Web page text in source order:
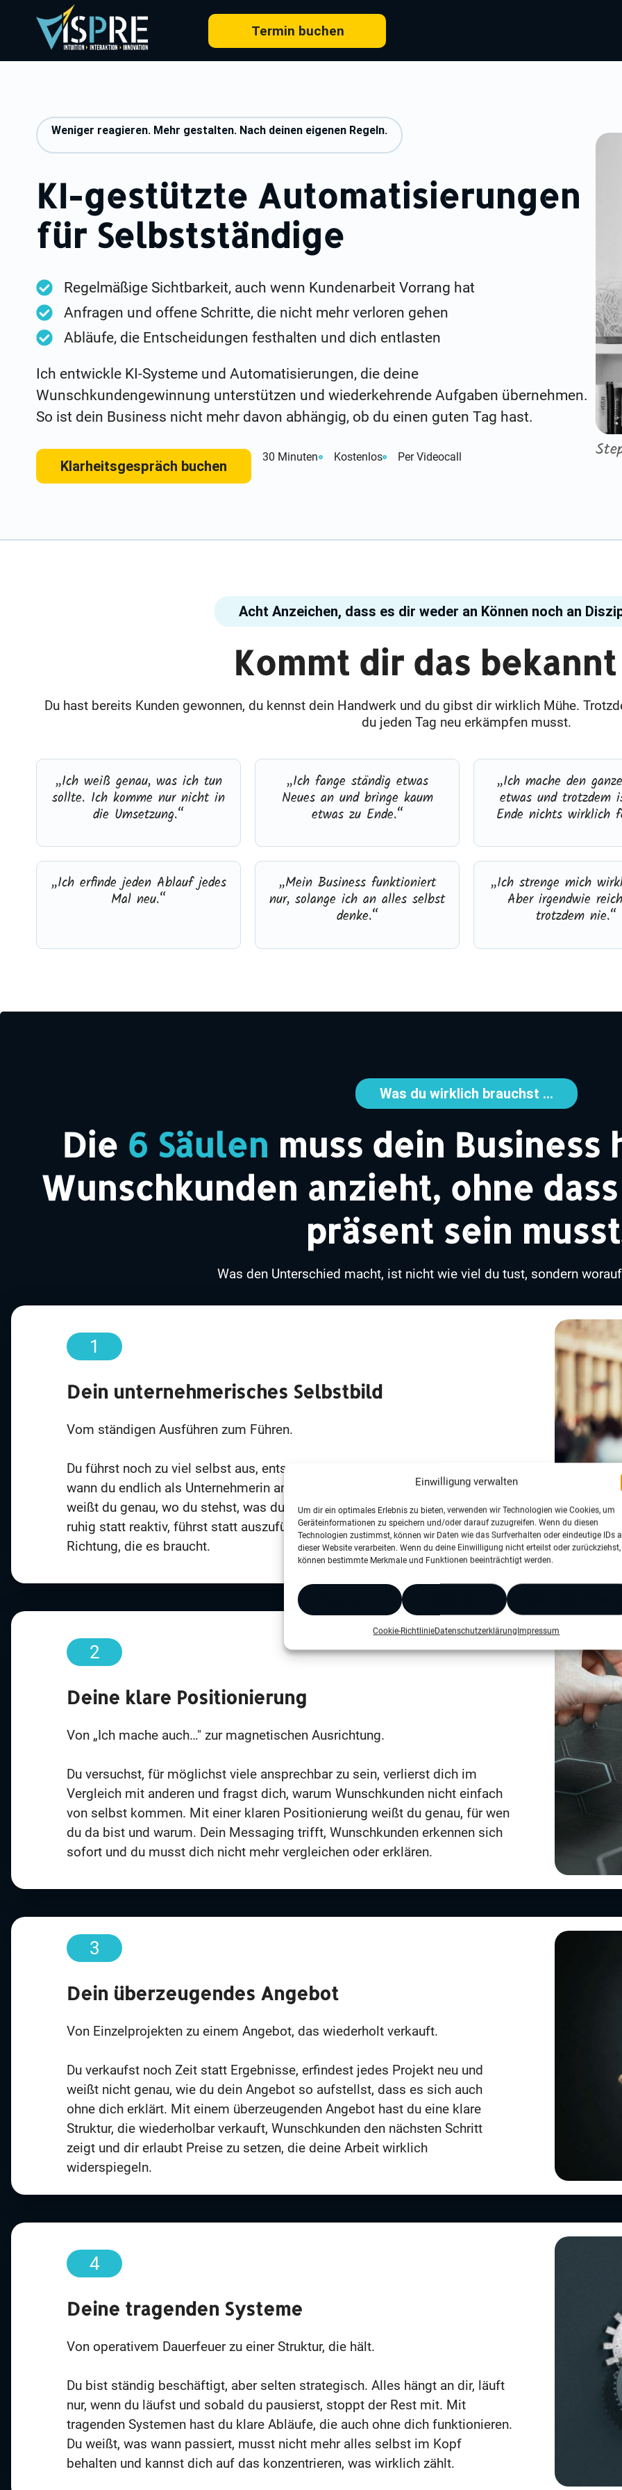
Einwilligung verwalten
Um dir ein optimales Erlebnis zu bieten, verwenden wir Technologien wie Cookies, um
Geräteinformationen zu speichern und/oder darauf zuzugreifen. Wenn du diesen
Technologien zustimmst, können wir Daten wie das Surfverhalten oder eindeutige IDs
dieser Website verarbeiten. Wenn du deine Einwilligung nicht erteilst oder zurückziehst,
können bestimmte Merkmale und Funktionen beeinträchtigt werden.
Cookie-RichtlinieDatenschutzerklärungImpressum
Termin buchen
Weniger reagieren. Mehr gestalten. Nach deinen eigenen Regeln.
KI-gestützte Automatisierungen
für Selbstständige
Regelmäßige Sichtbarkeit, auch wenn Kundenarbeit Vorrang hat
Anfragen und offene Schritte, die nicht mehr verloren gehen
Abläufe, die Entscheidungen festhalten und dich entlasten
Ich entwickle KI-Systeme und Automatisierungen, die deine
Wunschkundengewinnung unterstützen und wiederkehrende Aufgaben übernehmen.
So ist dein Business nicht mehr davon abhängig, ob du einen guten Tag hast.
Klarheitsgespräch buchen
30 Minuten Kostenlos Per Videocall
Acht Anzeichen, dass es dir weder an Können noch an
Kommt dir das
Du hast bereits Kunden gewonnen, du kennst dein Handwerk und du gibst dir wirklich Mühe.
du jeden Tag neu erkämpfen musst.
„Ich weiß genau, was ich tun
sollte. Ich komme nur nicht in
die Umsetzung.“
„Ich fange ständig etwas
Neues an und bringe kaum
etwas zu Ende.“
„Ich mache den
etwas und trotzdem
Ende nichts wirklich
„Ich erfinde jeden Ablauf jedes
Mal neu.“
„Mein Business funktioniert
nur, solange ich an alles selbst
denke.“
„Ich strenge mich
Aber irgendwie
trotzdem nie.“
Was du wirklich brauchst ...
Die 6 Säulen muss dein Business
Wunschkunden anzieht, ohne
präsent sein
Was den Unterschied macht, ist nicht wie viel du tust, sondern
1
Dein unternehmerisches Selbstbild
Vom ständigen Ausführen zum Führen.
Du führst noch zu viel selbst aus, entscheidest aus Druck und fragst dich,
wann du endlich als Unternehmerin ankommst. Mit einem klaren Selbstbild
weißt du genau, wo du stehst, was du willst und warum. Du entscheidest
ruhig statt reaktiv, führst statt auszuführen und gibst deinem Business die
Richtung, die es braucht.
2
Deine klare Positionierung
Von „Ich mache auch…" zur magnetischen Ausrichtung.
Du versuchst, für möglichst viele ansprechbar zu sein, verlierst dich im
Vergleich mit anderen und fragst dich, warum Wunschkunden nicht einfach
von selbst kommen. Mit einer klaren Positionierung weißt du genau, für wen
du da bist und warum. Dein Messaging trifft, Wunschkunden erkennen sich
sofort und du musst dich nicht mehr vergleichen oder erklären.
3
Dein überzeugendes Angebot
Von Einzelprojekten zu einem Angebot, das wiederholt verkauft.
Du verkaufst noch Zeit statt Ergebnisse, erfindest jedes Projekt neu und
weißt nicht genau, wie du dein Angebot so aufstellst, dass es sich auch
ohne dich erklärt. Mit einem überzeugenden Angebot hast du eine klare
Struktur, die wiederholbar verkauft, Wunschkunden den nächsten Schritt
zeigt und dir erlaubt Preise zu setzen, die deine Arbeit wirklich
widerspiegeln.
4
Deine tragenden Systeme
Von operativem Dauerfeuer zu einer Struktur, die hält.
Du bist ständig beschäftigt, aber selten strategisch. Alles hängt an dir, läuft
nur, wenn du läufst und sobald du pausierst, stoppt der Rest mit. Mit
tragenden Systemen hast du klare Abläufe, die auch ohne dich funktionieren.
Du weißt, was wann passiert, musst nicht mehr alles selbst im Kopf
behalten und kannst dich auf das konzentrieren, was wirklich zählt.